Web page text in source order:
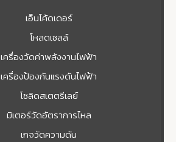
เอ็นโค้ดเดอร์
โหลดเซลล์
เครื่องวัดค่าพลังงานไฟฟ้า
เครื่องป้องกันแรงดันไฟฟ้า
โซลิดสเตตรีเลย์
มิเตอร์วัดอัตราการไหล
เกจวัดความดัน